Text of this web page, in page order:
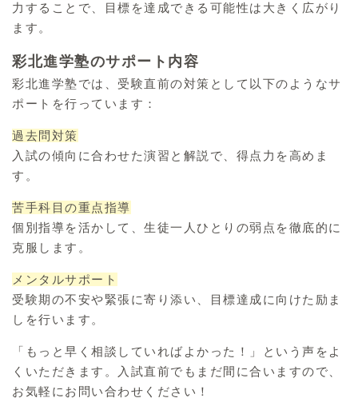
力することで、目標を達成できる可能性は大きく広がり
ます。
彩北進学塾のサポート内容
彩北進学塾では、受験直前の対策として以下のようなサ
ポートを行っています：
過去問対策
入試の傾向に合わせた演習と解説で、得点力を高めま
す。
苦手科目の重点指導
個別指導を活かして、生徒一人ひとりの弱点を徹底的に
克服します。
メンタルサポート
受験期の不安や緊張に寄り添い、目標達成に向けた励ま
しを行います。
「もっと早く相談していればよかった！」という声をよ
くいただきます。入試直前でもまだ間に合いますので、
お気軽にお問い合わせください！